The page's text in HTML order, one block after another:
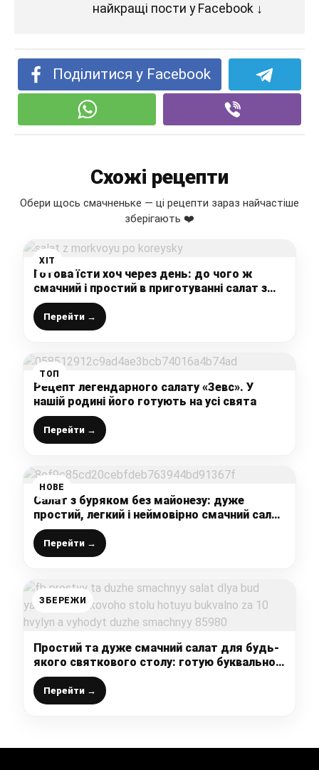
найкращі пости у Facebook ↓
Поділитися у Facebook
Схожі рецепти
Обери щось смачненьке — ці рецепти зараз найчастіше
зберігають ❤️
ХІТ
Готова їсти хоч через день: до чого ж
смачний і простий в приготуванні салат з
морквою по-корейськи, рекомендую!
Перейти →
ТОП
Рецепт легендарного салату «Зевс». У
нашій родині його готують на усі свята
Перейти →
НОВЕ
Салат з буряком без майонезу: дуже
простий, легкий і неймовірно смачний салат
з ароматною заправкою
Перейти →
ЗБЕРЕЖИ
Простий та дуже смачний салат для будь-
якого святкового столу: готую буквально
за 10 хвилин, а виходить дуже смачний
Перейти →